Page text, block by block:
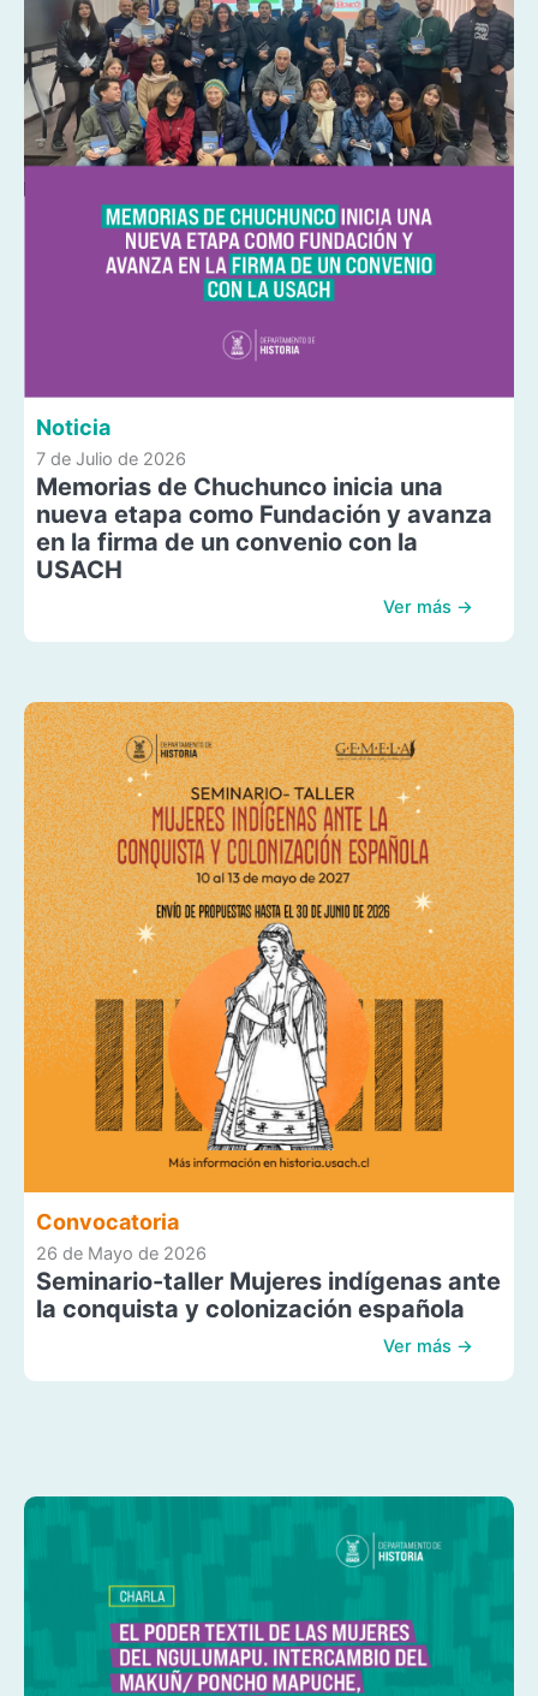
Noticia
7 de Julio de 2026
Memorias de Chuchunco inicia una
nueva etapa como Fundación y avanza
en la firma de un convenio con la
USACH
Ver más →
Convocatoria
26 de Mayo de 2026
Seminario-taller Mujeres indígenas ante
la conquista y colonización española
Ver más →